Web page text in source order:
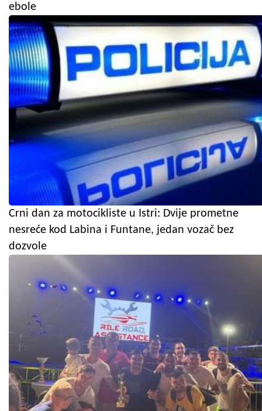
ebole
Crni dan za motocikliste u Istri: Dvije prometne
nesreće kod Labina i Funtane, jedan vozač bez
dozvole